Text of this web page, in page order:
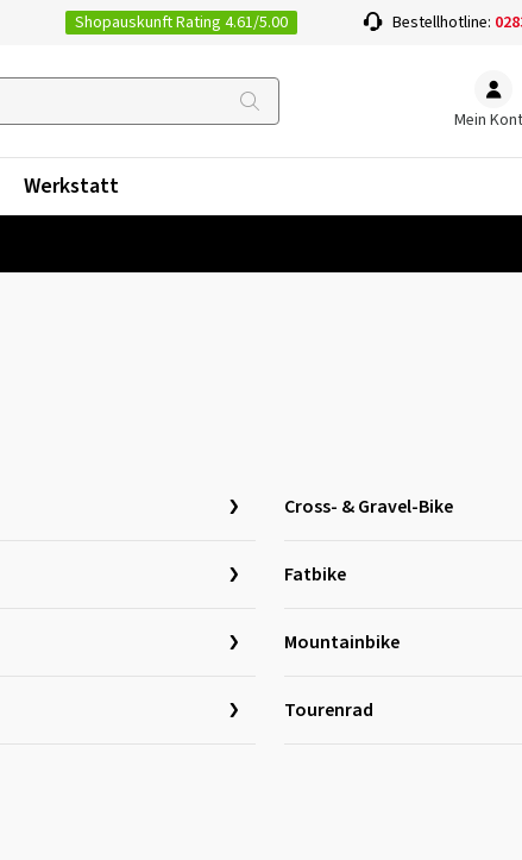
Shopauskunft Rating 4.61/5.00 Bestellhotline:
Mein
Werkstatt
Cross- & Gravel-Bike
Fatbike
Mountainbike
Tourenrad